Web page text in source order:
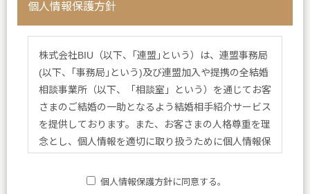
個人情報保護方針
株式会社BIU（以下、｢連盟｣という）は、連盟事務局
(以下、｢事務局｣という)及び連盟加入や提携の全結婚
相談事業所（以下、「相談室」という）を通じてお客
さまのご結婚の一助となるよう結婚相手紹介サービス
を提供しております。また、お客さまの人格尊重を理
念とし、個人情報を適切に取り扱うために個人情報保
する法令その他規範を遵守し、皆さまに安心と喜びを
個人情報保護方針に同意する。